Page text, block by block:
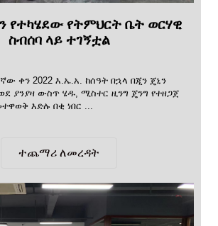
የተካሄደው የትምህርት ቤት ወርሃዊ
ስብሰባ ላይ ተገኝቷል
ቀን 2022 እ.ኤ.አ. ከሰዓት በኋላ በጂን ጄኒን
ያንያዛ ውስጥ ሄዱ, ሚስተር ዚንግ ጄንግ የተዘጋጀ
እድሉ በቂ ነበር ...
ተጨማሪ ለመረዳት